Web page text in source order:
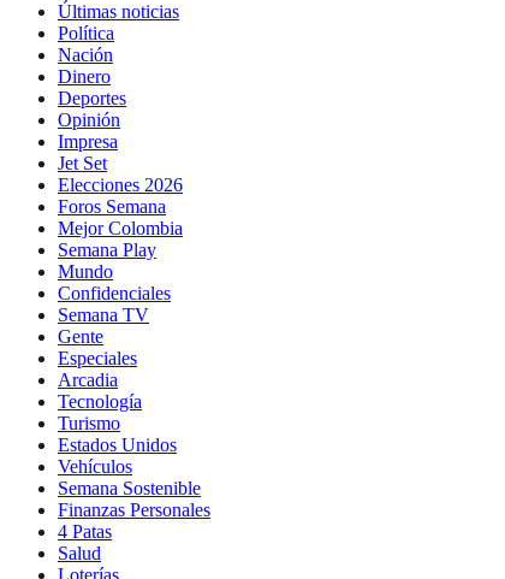
Últimas noticias
Política
Nación
Dinero
Deportes
Opinión
Impresa
Jet Set
Elecciones 2026
Foros Semana
Mejor Colombia
Semana Play
Mundo
Confidenciales
Semana TV
Gente
Especiales
Arcadia
Tecnología
Turismo
Estados Unidos
Vehículos
Semana Sostenible
Finanzas Personales
4 Patas
Salud